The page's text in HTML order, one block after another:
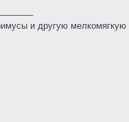
и другую мелкомягкую